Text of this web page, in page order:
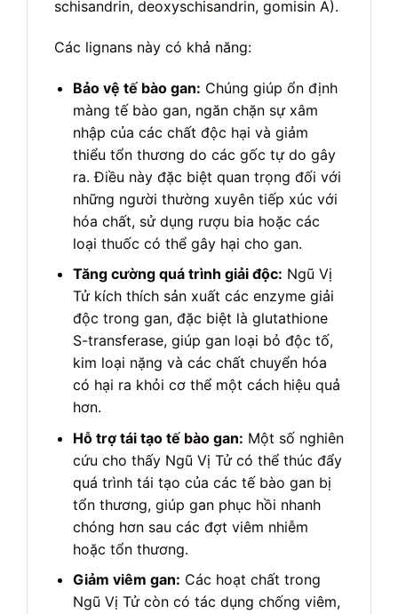
schisandrin, deoxyschisandrin, gomisin A).
Các lignans này có khả năng:
Bảo vệ tế bào gan: Chúng giúp ổn định
màng tế bào gan, ngăn chặn sự xâm
nhập của các chất độc hại và giảm
thiểu tổn thương do các gốc tự do gây
ra. Điều này đặc biệt quan trọng đối với
những người thường xuyên tiếp xúc với
hóa chất, sử dụng rượu bia hoặc các
loại thuốc có thể gây hại cho gan.
Tăng cường quá trình giải độc: Ngũ Vị
Tử kích thích sản xuất các enzyme giải
độc trong gan, đặc biệt là glutathione
S-transferase, giúp gan loại bỏ độc tố,
kim loại nặng và các chất chuyển hóa
có hại ra khỏi cơ thể một cách hiệu quả
hơn.
Hỗ trợ tái tạo tế bào gan: Một số nghiên
cứu cho thấy Ngũ Vị Tử có thể thúc đẩy
quá trình tái tạo của các tế bào gan bị
tổn thương, giúp gan phục hồi nhanh
chóng hơn sau các đợt viêm nhiễm
hoặc tổn thương.
Giảm viêm gan: Các hoạt chất trong
Ngũ Vị Tử còn có tác dụng chống viêm,